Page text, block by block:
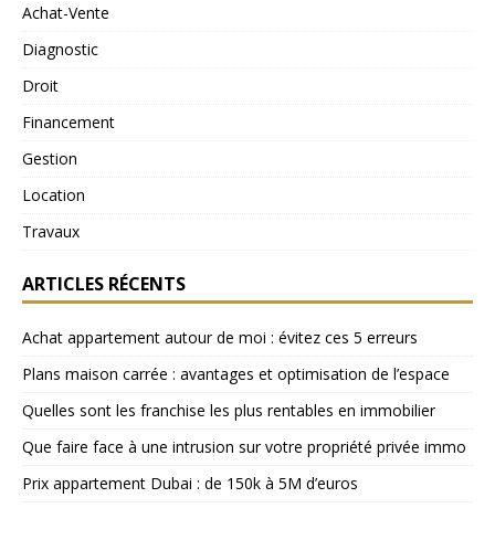
Achat-Vente
Diagnostic
Droit
Financement
Gestion
Location
Travaux
ARTICLES RÉCENTS
Achat appartement autour de moi : évitez ces 5 erreurs
Plans maison carrée : avantages et optimisation de l’espace
Quelles sont les franchise les plus rentables en immobilier
Que faire face à une intrusion sur votre propriété privée immo
Prix appartement Dubai : de 150k à 5M d’euros